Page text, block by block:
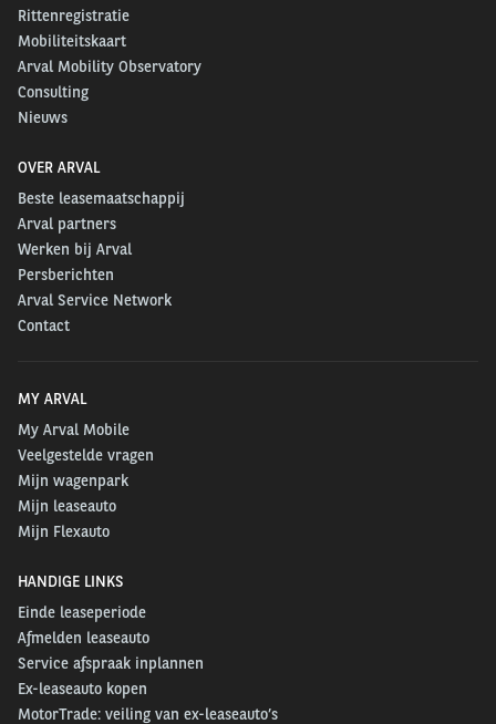
Rittenregistratie
Mobiliteitskaart
Arval Mobility Observatory
Consulting
Nieuws
OVER ARVAL
Beste leasemaatschappij
Arval partners
Werken bij Arval
Persberichten
Arval Service Network
Contact
MY ARVAL
My Arval Mobile
Veelgestelde vragen
Mijn wagenpark
Mijn leaseauto
Mijn Flexauto
HANDIGE LINKS
Einde leaseperiode
Afmelden leaseauto
Service afspraak inplannen
Ex-leaseauto kopen
MotorTrade: veiling van ex-leaseauto’s